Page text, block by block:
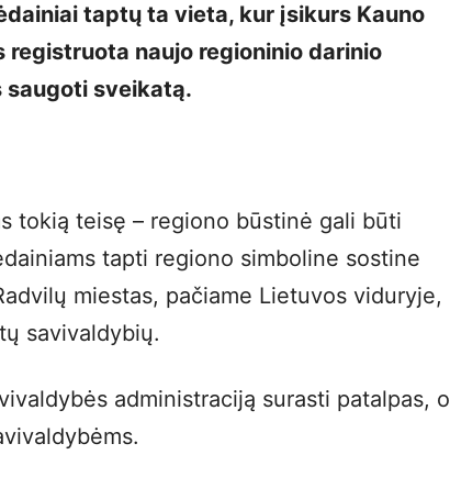
taptų ta vieta, kur įsikurs Kauno
naujo regioninio darinio
saugoti sveikatą.
tokią teisę – regiono būstinė gali būti
tapti regiono simboline sostine
miestas, pačiame Lietuvos viduryje,
savivaldybių.
administraciją surasti patalpas, o